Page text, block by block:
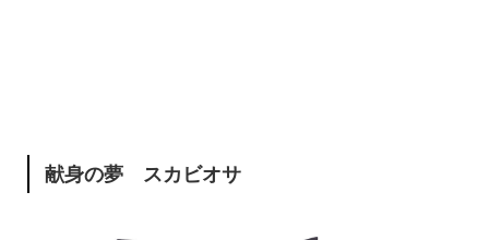
献身の夢 スカビオサ